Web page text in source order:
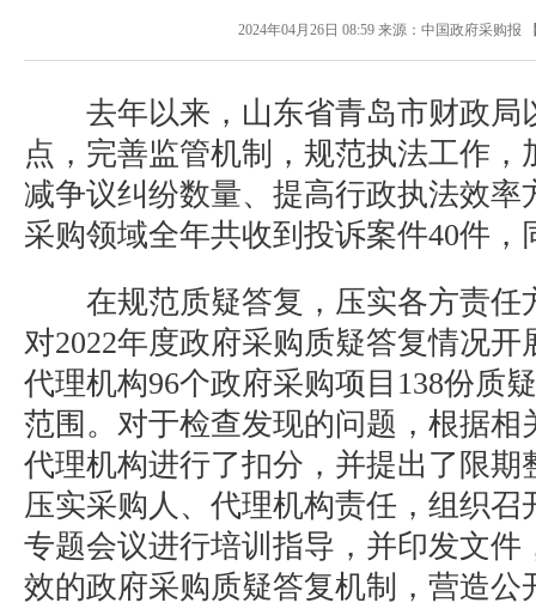
2024年04月26日 08:59来源： 中国政府采购报
去年以来，山东省青岛市财政局
点，完善监管机制，规范执法工作，
减争议纠纷数量、提高行政执法效率
采购领域全年共收到投诉案件40件，
在规范质疑答复，压实各方责任
对2022年度政府采购质疑答复情况开
代理机构96个政府采购项目138份质
范围。对于检查发现的问题，根据相
代理机构进行了扣分，并提出了限期
压实采购人、代理机构责任，组织召
专题会议进行培训指导，并印发文件
效的政府采购质疑答复机制，营造公